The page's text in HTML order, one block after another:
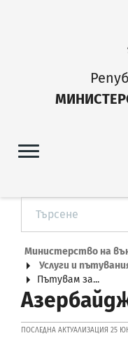
Министерство на
Услуги и
Пътувам за...
ПОСЛЕДНА АКТУАЛИЗАЦИЯ 25